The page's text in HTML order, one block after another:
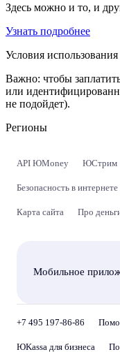
Здесь можно и то, и
Узнать подробнее
Условия использования
Важно: чтобы
или
не подойдет).
Регионы
API ЮMoney ЮСтрим
Безопасность в интернете
Карта сайта Про
Мобильное
+7 495 197-86-86
ЮKassa для бизнеса